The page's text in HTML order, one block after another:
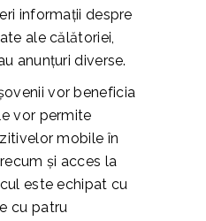
informații despre
ale călătoriei,
anunțuri diverse.
vor beneficia
vor permite
mobile în
și acces la
este echipat cu
cu patru